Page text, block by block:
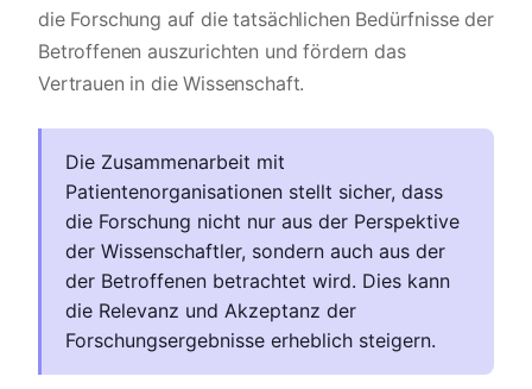
die Forschung auf die tatsächlichen Bedürfnisse der
Betroffenen auszurichten und fördern das
Vertrauen in die Wissenschaft.
Die Zusammenarbeit mit
Patientenorganisationen stellt sicher, dass
die Forschung nicht nur aus der Perspektive
der Wissenschaftler, sondern auch aus der
der Betroffenen betrachtet wird. Dies kann
die Relevanz und Akzeptanz der
Forschungsergebnisse erheblich steigern.